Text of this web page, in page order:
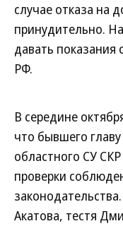
случае отказа на
принудительно.
давать показания
РФ.
В середине
что бывшего
областного СУ
проверки
Акатова, тестя